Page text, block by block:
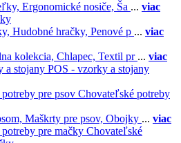
Ergonomické nosiče, Ša ... viac
Hudobné hračky, Penové p ... viac
kolekcia, Chlapec, Textil pr ... viac
POS - vzorky a stojany
Chovateľské potreby
Maškrty pre psov, Obojky ... viac
Chovateľské